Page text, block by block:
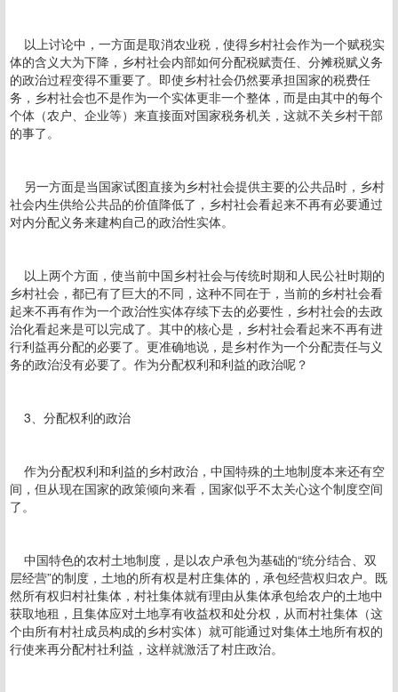
以上讨论中，一方面是取消农业税，使得乡村社会作为一个赋税实
体的含义大为下降，乡村社会内部如何分配税赋责任、分摊税赋义务
的政治过程变得不重要了。即使乡村社会仍然要承担国家的税费任
务，乡村社会也不是作为一个实体更非一个整体，而是由其中的每个
个体（农户、企业等）来直接面对国家税务机关，这就不关乡村干部
的事了。
另一方面是当国家试图直接为乡村社会提供主要的公共品时，乡村
社会内生供给公共品的价值降低了，乡村社会看起来不再有必要通过
对内分配义务来建构自己的政治性实体。
以上两个方面，使当前中国乡村社会与传统时期和人民公社时期的
乡村社会，都已有了巨大的不同，这种不同在于，当前的乡村社会看
起来不再有作为一个政治性实体存续下去的必要性，乡村社会的去政
治化看起来是可以完成了。其中的核心是，乡村社会看起来不再有进
行利益再分配的必要了。更准确地说，是乡村作为一个分配责任与义
务的政治没有必要了。作为分配权利和利益的政治呢？
3、分配权利的政治
作为分配权利和利益的乡村政治，中国特殊的土地制度本来还有空
间，但从现在国家的政策倾向来看，国家似乎不太关心这个制度空间
了。
中国特色的农村土地制度，是以农户承包为基础的“统分结合、双
层经营”的制度，土地的所有权是村庄集体的，承包经营权归农户。既
然所有权归村社集体，村社集体就有理由从集体承包给农户的土地中
获取地租，且集体应对土地享有收益权和处分权，从而村社集体（这
个由所有村社成员构成的乡村实体）就可能通过对集体土地所有权的
行使来再分配村社利益，这样就激活了村庄政治。